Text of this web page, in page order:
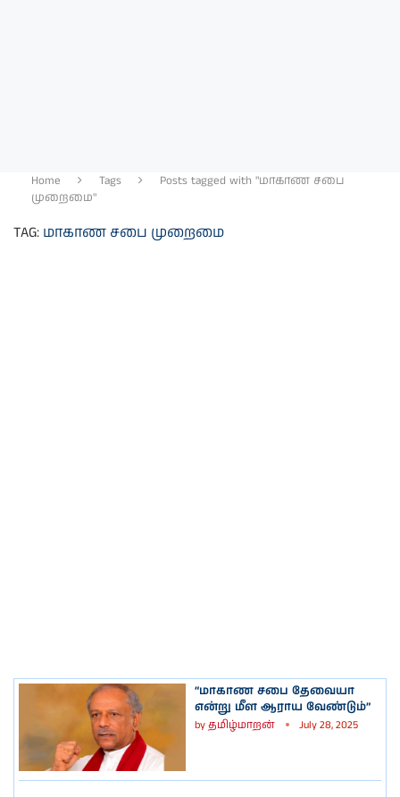
Home Tags
Posts tagged with "மாகாண சபை
முறைமை"
TAG: மாகாண சபை முறைமை
“மாகாண சபை தேவையா
என்று மீள ஆராய வேண்டும்”
byதமிழ்மாறன் July 28, 2025